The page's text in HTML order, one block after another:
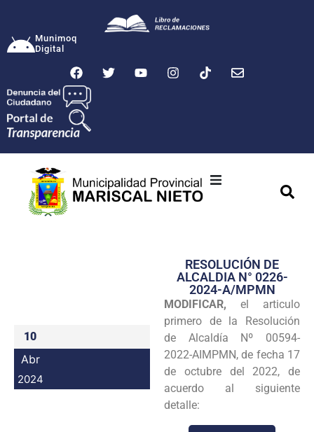
Munimoq
Digital
Transparencia
Seguridad
Programas
Intranet
10
Abr
2024
RESOLUCIÓN DE
ALCALDIA N° 0226-
2024-A/MPMN
MODIFICAR, el articulo
primero de la Resolución
de Alcaldía Nº 00594-
2022-AIMPMN, de fecha 17
de octubre del 2022, de
acuerdo al siguiente
detalle: